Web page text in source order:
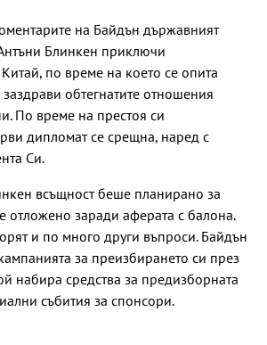
на Байдън държавният
Блинкен приключи
по време на което се опита
обтегнатите отношения
По време на престоя си
дипломат се срещна, наред с
Си.
всъщност беше планирано за
отложено заради аферата с балона.
и по много други въпроси. Байдън
за преизбирането си през
набира средства за предизборната
събития за спонсори.